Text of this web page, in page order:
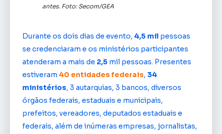
antes. Foto: Secom/GEA
Durante os dois dias de evento, 4,5 mil pessoas
se credenciaram e os ministérios participantes
atenderam a mais de 2,5 mil pessoas. Presentes
estiveram 40 entidades federais, 34
ministérios, 3 autarquias, 3 bancos, diversos
órgãos federais, estaduais e municipais,
prefeitos, vereadores, deputados estaduais e
federais, além de inúmeras empresas, jornalistas,